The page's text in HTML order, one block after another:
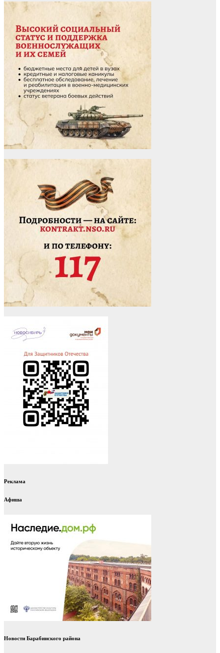
Реклама
Афиша
Новости Барабинского района